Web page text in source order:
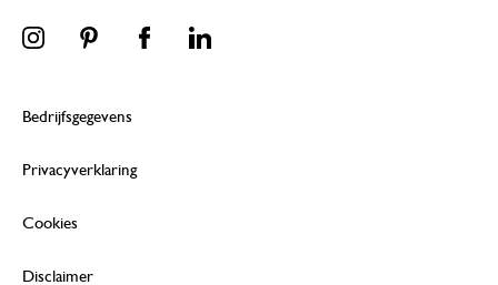
Bedrijfsgegevens
Privacyverklaring
Cookies
Disclaimer